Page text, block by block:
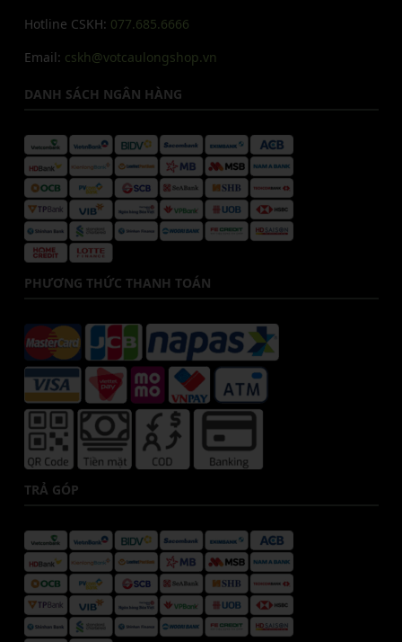
Hotline CSKH: 077.685.6666
Email: cskh@votcaulongshop.vn
DANH SÁCH NGÂN HÀNG
PHƯƠNG THỨC THANH TOÁN
TRẢ GÓP